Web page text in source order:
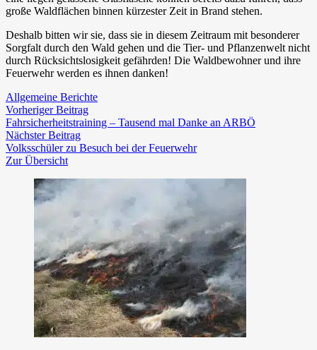
große Waldflächen binnen kürzester Zeit in Brand stehen.
Deshalb bitten wir sie, dass sie in diesem Zeitraum mit besonderer
Sorgfalt durch den Wald gehen und die Tier- und Pflanzenwelt nicht
durch Rücksichtslosigkeit gefährden! Die Waldbewohner und ihre
Feuerwehr werden es ihnen danken!
Allgemeine Berichte
Beitragsnavigation
Vorheriger BeitragVorheriger
Beitrag:
Fahrsicherheitstraining – Tausend mal Danke an ARBÖ
Nächster BeitragNächster
Beitrag:
Volksschüler zu Besuch bei der Feuerwehr
Zur Übersicht